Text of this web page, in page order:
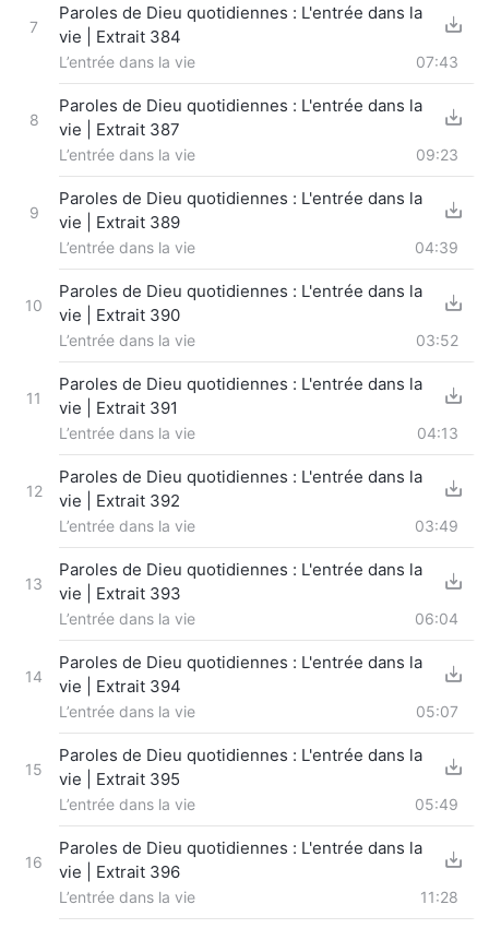
7
Paroles de Dieu quotidiennes : L'entrée dans la
vie | Extrait 384
L’entrée dans la vie 07:43
8
Paroles de Dieu quotidiennes : L'entrée dans la
vie | Extrait 387
L’entrée dans la vie 09:23
9
Paroles de Dieu quotidiennes : L'entrée dans la
vie | Extrait 389
L’entrée dans la vie 04:39
10
Paroles de Dieu quotidiennes : L'entrée dans la
vie | Extrait 390
L’entrée dans la vie 03:52
11
Paroles de Dieu quotidiennes : L'entrée dans la
vie | Extrait 391
L’entrée dans la vie 04:13
12
Paroles de Dieu quotidiennes : L'entrée dans la
vie | Extrait 392
L’entrée dans la vie 03:49
13
Paroles de Dieu quotidiennes : L'entrée dans la
vie | Extrait 393
L’entrée dans la vie 06:04
14
Paroles de Dieu quotidiennes : L'entrée dans la
vie | Extrait 394
L’entrée dans la vie 05:07
15
Paroles de Dieu quotidiennes : L'entrée dans la
vie | Extrait 395
L’entrée dans la vie 05:49
16
Paroles de Dieu quotidiennes : L'entrée dans la
vie | Extrait 396
L’entrée dans la vie 11:28